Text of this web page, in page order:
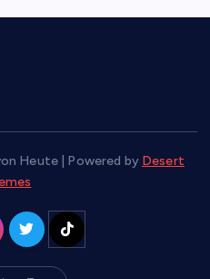
Heute | Powered by Desert